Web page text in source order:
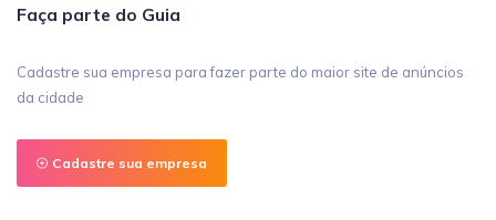
Faça parte do Guia
Cadastre sua empresa para fazer parte do maior site de anúncios
da cidade
Cadastre sua empresa